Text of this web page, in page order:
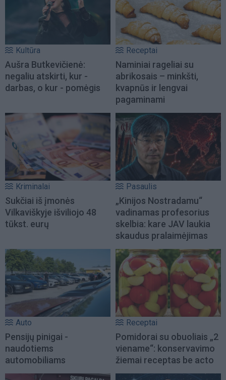
Kultūra
Aušra Butkevičienė:
negaliu atskirti, kur -
darbas, o kur - pomėgis
Receptai
Naminiai rageliai su
abrikosais – minkšti,
kvapnūs ir lengvai
pagaminami
Kriminalai
Sukčiai iš įmonės
Vilkaviškyje išviliojo 48
tūkst. eurų
Pasaulis
„Kinijos Nostradamu“
vadinamas profesorius
skelbia: kare JAV laukia
skaudus pralaimėjimas
Auto
Pensijų pinigai -
naudotiems
automobiliams
Receptai
Pomidorai su obuoliais „2
viename“: konservavimo
žiemai receptas be acto